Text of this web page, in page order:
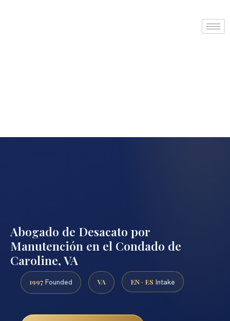
Abogado de Desacato por
Manutención en el Condado de
Caroline, VA
1997 Founded VA EN · ES Intake